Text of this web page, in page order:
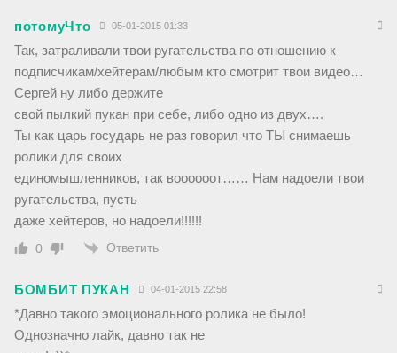
потомуЧто 05-01-2015 01:33
Так, затраливали твои ругательства по отношению к
подписчикам/хейтерам/любым кто смотрит твои видео…
Сергей ну либо держите
свой пылкий пукан при себе, либо одно из двух….
Ты как царь государь не раз говорил что ТЫ снимаешь
ролики для своих
единомышленников, так воооооот…… Нам надоели твои
ругательства, пусть
даже хейтеров, но надоели!!!!!!
0 Ответить
БОМБИТ ПУКАН 04-01-2015 22:58
*Давно такого эмоционального ролика не было!
Однозначно лайк, давно так не